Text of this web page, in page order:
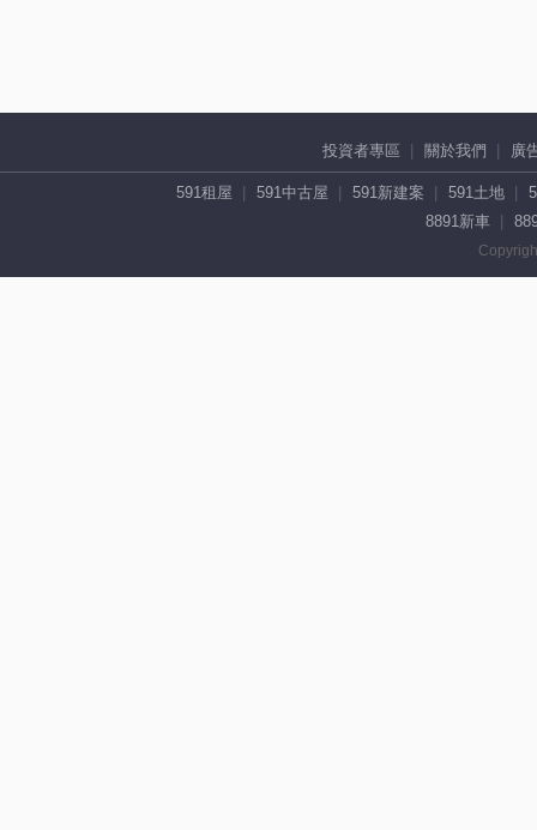
投資者專區 關於我們 廣
591租屋 591中古屋 591新建案 591土地
8891新車